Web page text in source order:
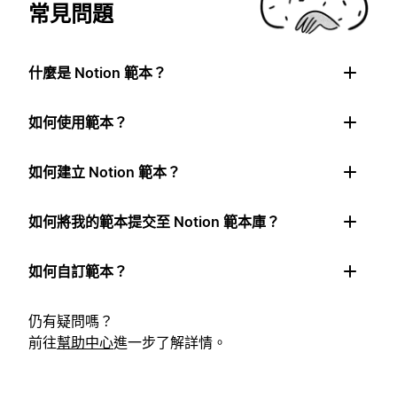
常見問題
什麼是 Notion 範本？
如何使用範本？
如何建立 Notion 範本？
如何將我的範本提交至 Notion 範本庫？
如何自訂範本？
仍有疑問嗎？
前往幫助中心進一步了解詳情。